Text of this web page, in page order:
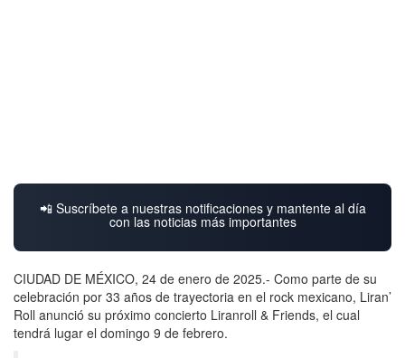
📲 Suscríbete a nuestras notificaciones y mantente al día
con las noticias más importantes
CIUDAD DE MÉXICO, 24 de enero de 2025.- Como parte de su
celebración por 33 años de trayectoria en el rock mexicano, Liran’
Roll anunció su próximo concierto Liranroll & Friends, el cual
tendrá lugar el domingo 9 de febrero.